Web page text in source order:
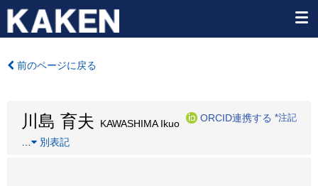
前のページに戻る
川島 育夫 KAWASHIMA Ikuo
ORCID連携する *注記
別表記